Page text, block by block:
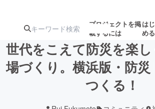
プロジェクトを掲
載するには
はじ
める
注目の新着プロ募集終了が
世代をこえて防災を楽し
場づくり。横浜版・防
つくる！